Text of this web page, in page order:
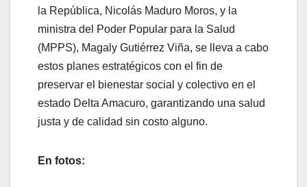
la República, Nicolás Maduro Moros, y la
ministra del Poder Popular para la Salud
(MPPS), Magaly Gutiérrez Viña, se lleva a cabo
estos planes estratégicos con el fin de
preservar el bienestar social y colectivo en el
estado Delta Amacuro, garantizando una salud
justa y de calidad sin costo alguno.
En fotos: